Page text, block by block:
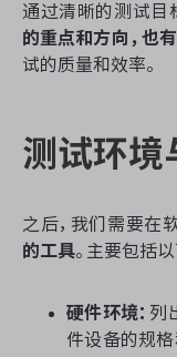
通过清晰的测试目
的重点和方向，也
试的质量和效率。
测试环境
之后，我们需要在
的工具。主要包括以
硬件环境： 列
件设备的规